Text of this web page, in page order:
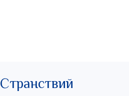
Странствий